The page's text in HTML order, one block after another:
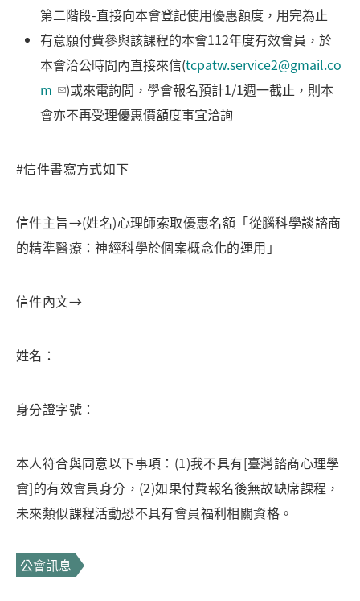
第二階段-直接向本會登記使用優惠額度，用完為止
有意願付費參與該課程的本會112年度有效會員，於
本會洽公時間內直接來信(tcpatw.service2@gmail.co
m
)或來電詢問，學會報名預計1/1週一截止，則本
會亦不再受理優惠價額度事宜洽詢
#信件書寫方式如下
信件主旨→(姓名)心理師索取優惠名額「從腦科學談諮商
的精準醫療：神經科學於個案概念化的運用」
信件內文→
姓名：
身分證字號：
本人符合與同意以下事項：(1)我不具有[臺灣諮商心理學
會]的有效會員身分，(2)如果付費報名後無故缺席課程，
未來類似課程活動恐不具有會員福利相關資格。
公會訊息